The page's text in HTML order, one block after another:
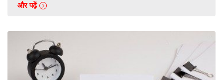
और पढ़ें